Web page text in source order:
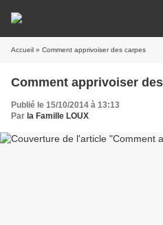
Accueil » Comment apprivoiser des carpes
Comment apprivoiser
Publié le 15/10/2014 à 13:13
Par la Famille LOUX